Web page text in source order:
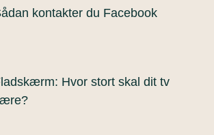
kontakter du Facebook
Hvor stort skal dit tv